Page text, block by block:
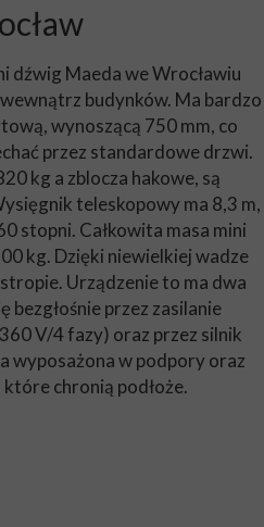
dźwig Maeda we Wrocławiu
budynków. Ma bardzo
wynoszącą 750 mm, co
przez standardowe drzwi.
kg a zblocza hakowe, są
teleskopowy ma 8,3 m,
stopni. Całkowita masa mini
kg. Dzięki niewielkiej wadze
Urządzenie to ma dwa
bezgłośnie przez zasilanie
V/4 fazy) oraz przez silnik
wyposażona w podpory oraz
które chronią podłoże.